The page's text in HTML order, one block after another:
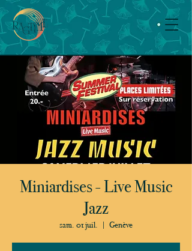
Miniardises - Live Music
Jazz
sam. 01 juil.
  |
Genève